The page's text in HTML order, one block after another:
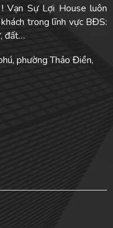
Vạn Sự Lợi House luôn
trong lĩnh vực BĐS:
đất…
phường Thảo Điền,